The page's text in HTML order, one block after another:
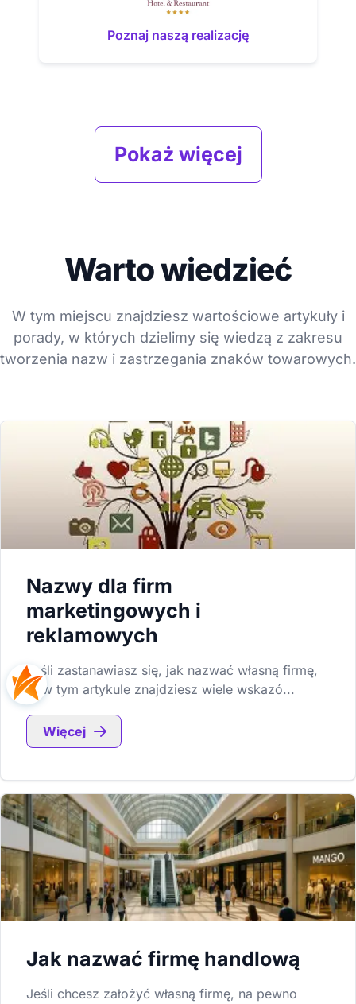
Poznaj naszą realizację
Pokaż więcej
Warto wiedzieć
W tym miejscu znajdziesz wartościowe artykuły i
porady, w których dzielimy się wiedzą z zakresu
tworzenia nazw i zastrzegania znaków towarowych.
Nazwy dla firm
marketingowych i
reklamowych
Jeśli zastanawiasz się, jak nazwać własną firmę,
to w tym artykule znajdziesz wiele wskazó...
Więcej
Jak nazwać firmę handlową
Jeśli chcesz założyć własną firmę, na pewno